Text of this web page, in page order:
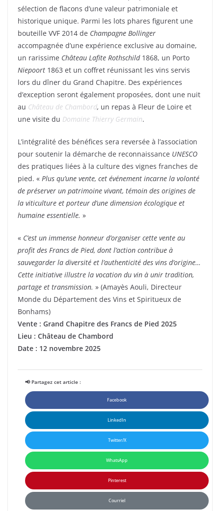
sélection de flacons d’une valeur patrimoniale et
historique unique. Parmi les lots phares figurent une
bouteille VVF 2014 de Champagne Bollinger
accompagnée d’une expérience exclusive au domaine,
un rarissime Château Lafite Rothschild1868, un Porto
Niepoort 1863 et un coffret réunissant les vins servis
lors du dîner du Grand Chapitre. Des expériences
d’exception seront également proposées, dont une nuit
au Château de Chambord, un repas à Fleur de Loire et
une visite du Domaine Thierry Germain.
L’intégralité des bénéfices sera reversée à l’association
pour soutenir la démarche de reconnaissance UNESCO
des pratiques liées à la culture des vignes franches de
pied. « Plus qu’une vente, cet événement incarne la volonté
de préserver un patrimoine vivant, témoin des origines de
la viticulture et porteur d’une dimension écologique et
humaine essentielle. »
« C’est un immense honneur d’organiser cette vente au
profit des Francs de Pied, dont l’action contribue à
sauvegarder la diversité et l’authenticité des vins d’origine…
Cette initiative illustre la vocation du vin à unir tradition,
partage et transmission. » (Amayès Aouli, Directeur
Monde du Département des Vins et Spiritueux de
Bonhams)
Vente : Grand Chapitre des Francs de Pied 2025
Lieu : Château de Chambord
Date : 12 novembre 2025
📢 Partagez cet article :
Facebook
LinkedIn
Twitter/X
WhatsApp
Pinterest
Courriel